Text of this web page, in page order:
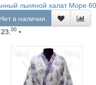
льняной халат Море
в наличии
00 •